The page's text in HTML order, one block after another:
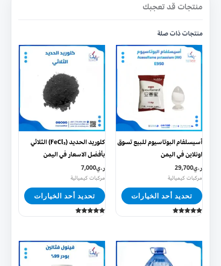
منتجات قد تعجبك
منتجات ذات صلة
أسيسلفام البوتاسيوم للبيع تسوق
اونلاين في اليمن
ر.ي29,700
مركبات كيميائية
تحديد أحد الخيارات
هناك
العديد
لهذا
المنتج.
اختيار
الخيارات
المنتج
كلوريد الحديد (FeCl₃) الثلاثي
بأفضل الاسعار في اليمن
ر.ي7,000
مركبات كيميائية
تحديد أحد الخيارات
هناك
العديد
لهذا
المنتج.
المنتج
هناك
هناك
العديد